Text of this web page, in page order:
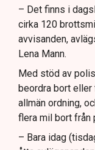
– Det finns i
cirka 120
avvisanden,
Lena Mann.
Med stöd av
beordra bort
allmän ordning,
flera mil bort från
– Bara idag